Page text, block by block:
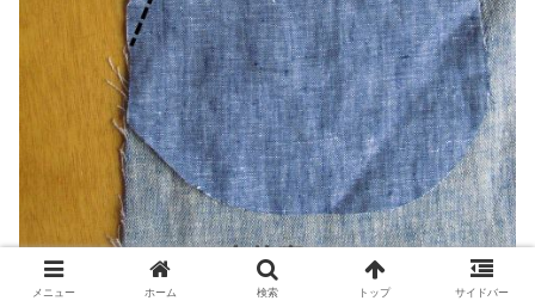
メニュー ホーム 検索 トップ サイドバー